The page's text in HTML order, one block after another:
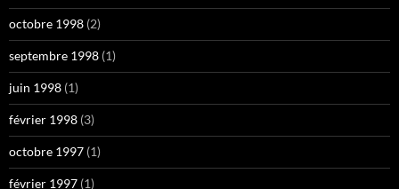
octobre 1998 (2)
septembre 1998 (1)
juin 1998 (1)
février 1998 (3)
octobre 1997 (1)
février 1997 (1)